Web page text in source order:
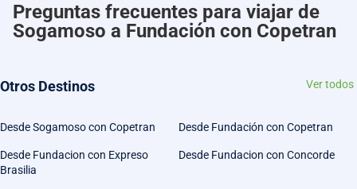
Preguntas frecuentes para viajar de
Sogamoso a Fundación con Copetran
Otros Destinos Ver todos
Desde Sogamoso con Copetran Desde Fundación con Copetran
Desde Fundacion con Expreso
Brasilia
Desde Fundacion con Concorde